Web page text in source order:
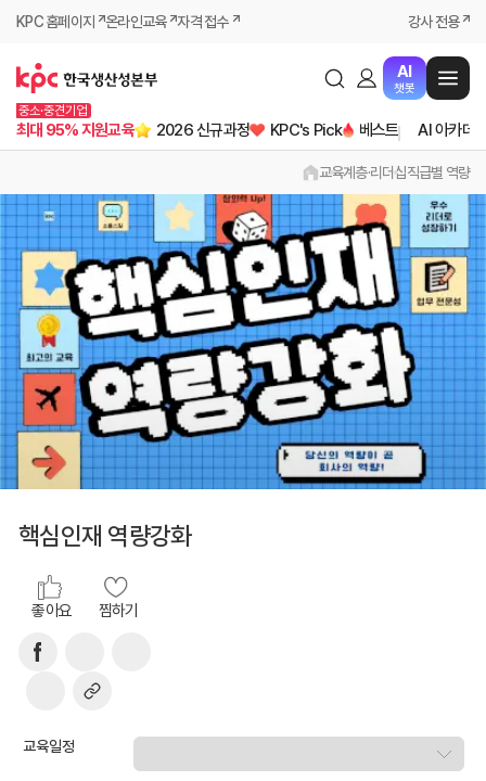
KPC 홈페이지 온라인교육 자격 접수 강사 전용
AI
챗봇
중소·중견기업
최대 95% 지원교육 2026 신규과정 KPC's Pick 베스트 AI 아카데
교육계층·리더십직급별 역량
핵심인재 역량강화
좋아요 찜하기
교육일정